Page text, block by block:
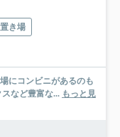
き場
にコンビニがあるのも
など豊富な... もっと見